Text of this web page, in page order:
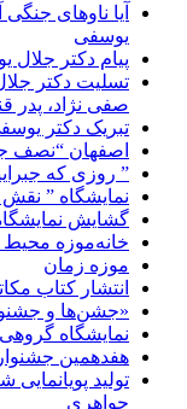
آیا ناوهای
یوسفی
پیام دکتر جلال
تسلیت دکتر
صفی نژاد، پدر
تبریک دکتر
اصفهان “نصف
” روزی که
نمایشگاه ”
گشایش
خانه‌موزه
موزه زمان
انتشار کتاب
«جشن‌ها و
نمایشگاه
هفدهمین
تولید
جواهری